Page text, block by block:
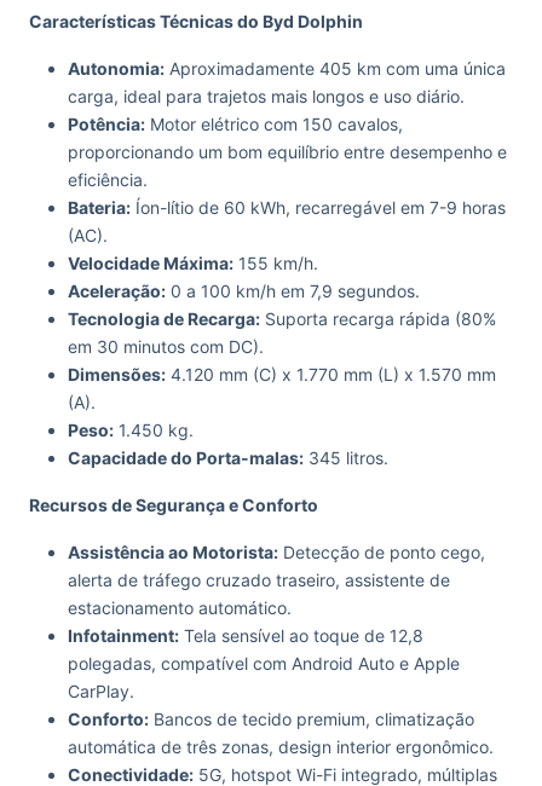
Características Técnicas do Byd Dolphin
Autonomia: Aproximadamente 405 km com uma única
carga, ideal para trajetos mais longos e uso diário.
Potência: Motor elétrico com 150 cavalos,
proporcionando um bom equilíbrio entre desempenho e
eficiência.
Bateria: Íon-lítio de 60 kWh, recarregável em 7-9 horas
(AC).
Velocidade Máxima: 155 km/h.
Aceleração: 0 a 100 km/h em 7,9 segundos.
Tecnologia de Recarga: Suporta recarga rápida (80%
em 30 minutos com DC).
Dimensões: 4.120 mm (C) x 1.770 mm (L) x 1.570 mm
(A).
Peso: 1.450 kg.
Capacidade do Porta-malas: 345 litros.
Recursos de Segurança e Conforto
Assistência ao Motorista: Detecção de ponto cego,
alerta de tráfego cruzado traseiro, assistente de
estacionamento automático.
Infotainment: Tela sensível ao toque de 12,8
polegadas, compatível com Android Auto e Apple
CarPlay.
Conforto: Bancos de tecido premium, climatização
automática de três zonas, design interior ergonômico.
Conectividade: 5G, hotspot Wi-Fi integrado, múltiplas